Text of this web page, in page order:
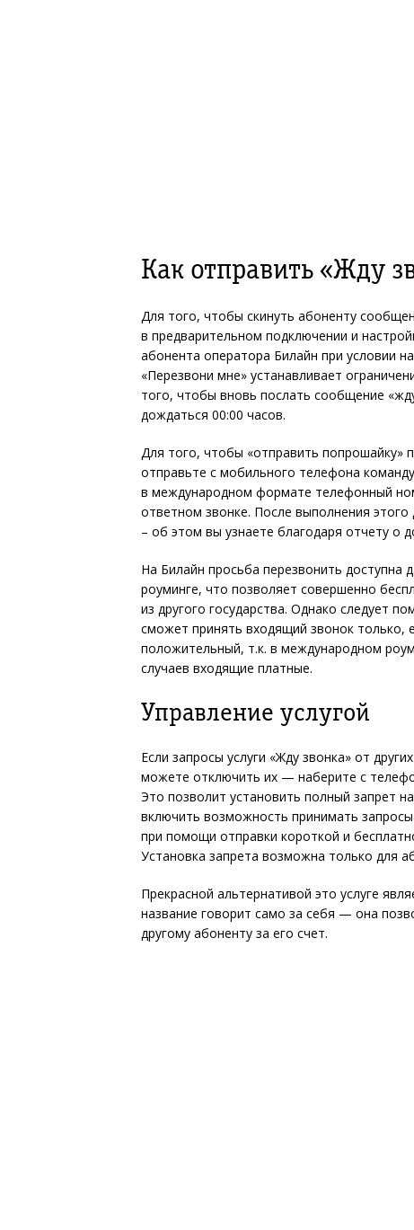
Как отправить «Жду
Для того, чтобы скинуть абоненту
в предварительном подключении и
абонента оператора Билайн при условии
«Перезвони мне» устанавливает
того, чтобы вновь послать сообщение
дождаться 00:00 часов.
Для того, чтобы «отправить попрошайку»
отправьте с мобильного телефона команду
в международном формате телефонный
ответном звонке. После выполнения
– об этом вы узнаете благодаря отчету о
На Билайн просьба перезвонить доступна
роуминге, что позволяет совершенно
из другого государства. Однако следует
сможет принять входящий звонок только,
положительный, т.к. в международном
случаев входящие платные.
Управление услугой
Если запросы услуги «Жду звонка» от
можете отключить их — наберите с
Это позволит установить полный запрет
включить возможность принимать
при помощи отправки короткой и
Установка запрета возможна только для
Прекрасной альтернативой это услуге
название говорит само за себя — она
другому абоненту за его счет.